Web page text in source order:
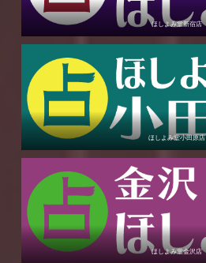
ほしよみ堂新宿店
ほしよみ堂小田原店
ほしよみ堂金沢店